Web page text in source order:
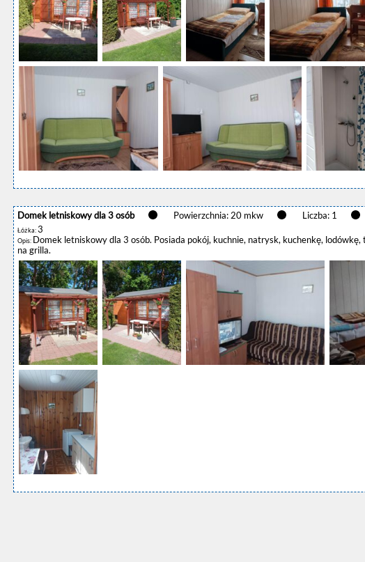
Domek letniskowy dla 3 osób Powierzchnia: 20 mkw Liczba: 1
Łóżka:3
Opis: Domek letniskowy dla 3 osób. Posiada pokój, kuchnie, natrysk, kuchenkę,
na grilla.